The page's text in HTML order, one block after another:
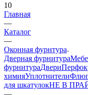
10
Главная
—
Каталог
—
Оконная фурнтура
Дверная фурнитура
фурнитураДвери
химияУплотнители
для шкатулокНЕ В